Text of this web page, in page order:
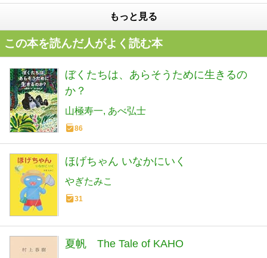
もっと見る
この本を読んだ人がよく読む本
ぼくたちは、あらそうために生きるの
か？
山極寿一 あべ弘士
86
ほげちゃん いなかにいく
やぎたみこ
31
夏帆 The Tale of KAHO